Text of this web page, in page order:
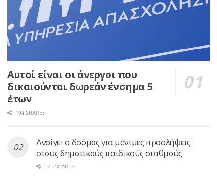
Αυτοί είναι οι άνεργοι που
δικαιούνται δωρεάν ένσημα 5
έτων
194 SHARES
Ανοίγει ο δρόμος για μόνιμες προσλήψεις
στους δημοτικούς παιδικούς σταθμούς
175 SHARES